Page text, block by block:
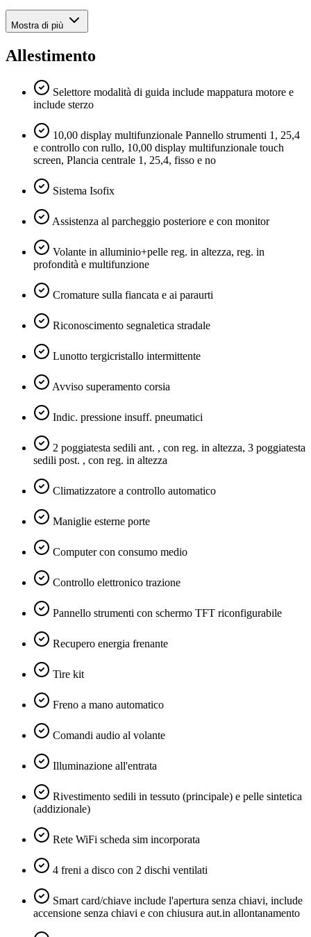
Mostra di più
Allestimento
Selettore modalità di guida include mappatura motore e
include sterzo
10,00 display multifunzionale Pannello strumenti 1, 25,4
e controllo con rullo, 10,00 display multifunzionale touch
screen, Plancia centrale 1, 25,4, fisso e no
Sistema Isofix
Assistenza al parcheggio posteriore e con monitor
Volante in alluminio+pelle reg. in altezza, reg. in
profondità e multifunzione
Cromature sulla fiancata e ai paraurti
Riconoscimento segnaletica stradale
Lunotto tergicristallo intermittente
Avviso superamento corsia
Indic. pressione insuff. pneumatici
2 poggiatesta sedili ant. , con reg. in altezza, 3 poggiatesta
sedili post. , con reg. in altezza
Climatizzatore a controllo automatico
Maniglie esterne porte
Computer con consumo medio
Controllo elettronico trazione
Pannello strumenti con schermo TFT riconfigurabile
Recupero energia frenante
Tire kit
Freno a mano automatico
Comandi audio al volante
Illuminazione all'entrata
Rivestimento sedili in tessuto (principale) e pelle sintetica
(addizionale)
Rete WiFi scheda sim incorporata
4 freni a disco con 2 dischi ventilati
Smart card/chiave include l'apertura senza chiavi, include
accensione senza chiavi e con chiusura aut.in allontanamento